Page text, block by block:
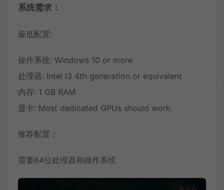
系统需求：
最低配置:
操作系统: Windows 10 or more
处理器: Intel i3 4th generation or equivalent
内存: 1 GB RAM
显卡: Most dedicated GPUs should work.
推荐配置：
需要64位处理器和操作系统